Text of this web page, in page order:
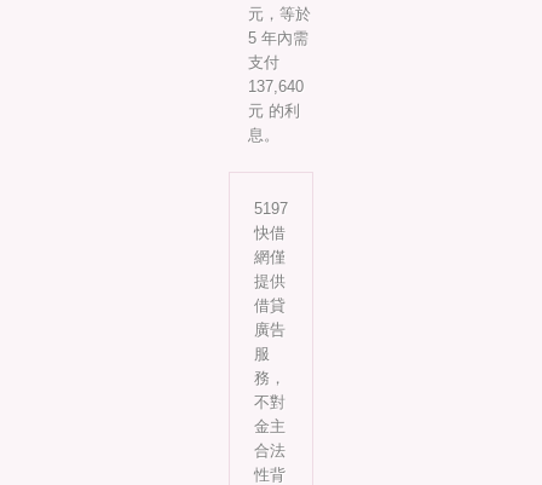
元，等於
5 年內需
支付
137,640
元 的利
息。
5197
快借
網僅
提供
借貸
廣告
服
務，
不對
金主
合法
性背